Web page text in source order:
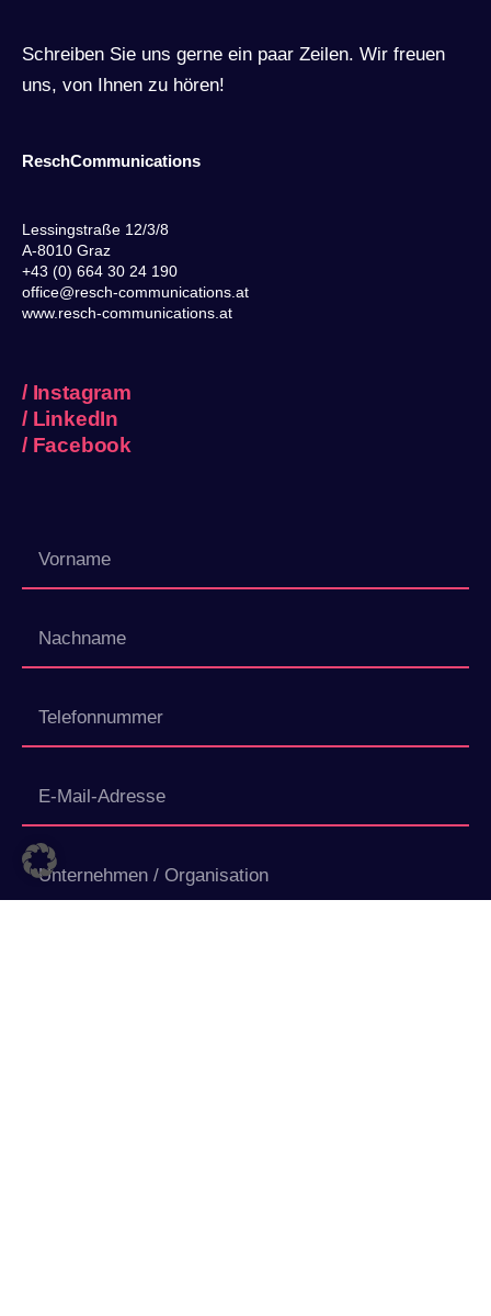
Schreiben Sie uns gerne ein paar Zeilen. Wir freuen
uns, von Ihnen zu hören!
ReschCommunications
Lessingstraße 12/3/8
A-8010 Graz
+43 (0) 664 30 24 190
office@resch-communications.at
www.resch-communications.at
/ Instagram
/ LinkedIn
/ Facebook